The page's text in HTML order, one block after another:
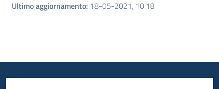
Ultimo aggiornamento: 18-05-2021, 10:18